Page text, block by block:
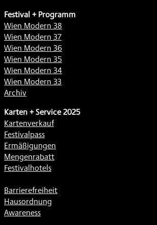
Festival + Programm
Wien Modern 38
Wien Modern 37
Wien Modern 36
Wien Modern 35
Wien Modern 34
Wien Modern 33
Archiv
Karten + Service 2025
Kartenverkauf
Festivalpass
Ermäßigungen
Mengenrabatt
Festivalhotels
Barrierefreiheit
Hausordnung
Awareness